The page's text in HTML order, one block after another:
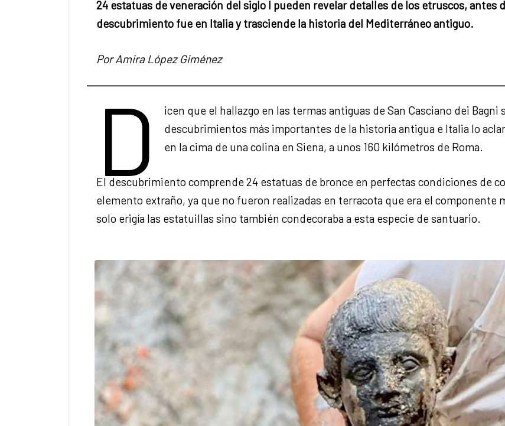
24 estatuas de veneración del siglo I pueden revelar detalles de los etruscos, antes
descubrimiento fue en Italia y trasciende la historia del Mediterráneo antiguo.
Por Amira López Giménez
D
icen que el hallazgo en las termas antiguas de San Casciano dei
descubrimientos más importantes de la historia antigua e Italia lo
en la cima de una colina en Siena, a unos 160 kilómetros de Roma.
El descubrimiento comprende 24 estatuas de bronce en perfectas condiciones de
elemento extraño, ya que no fueron realizadas en terracota que era el componente
solo erigía las estatuillas sino también condecoraba a esta especie de santuario.